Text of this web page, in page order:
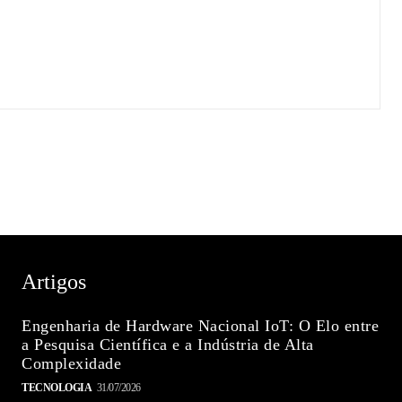
Artigos
Engenharia de Hardware Nacional IoT: O Elo entre
a Pesquisa Científica e a Indústria de Alta
Complexidade
TECNOLOGIA 31/07/2026